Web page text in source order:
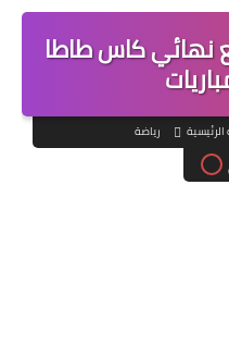
نهائي كاس طاطا
رياضة